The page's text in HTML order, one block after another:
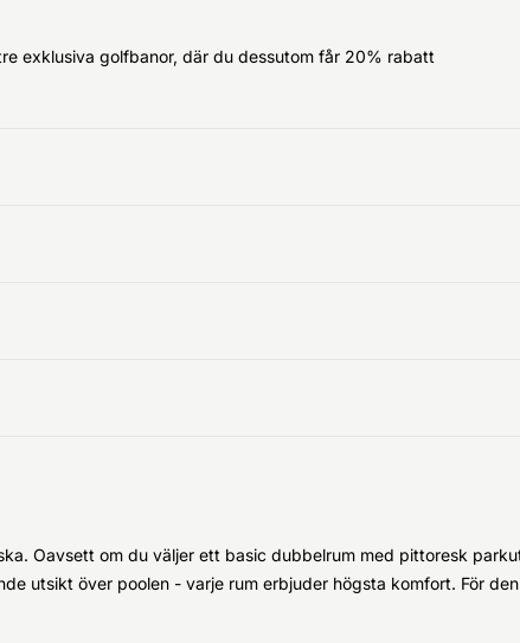
exklusiva golfbanor, där du dessutom får 20% rabatt
Oavsett om du väljer ett basic dubbelrum med pittoresk
utsikt över poolen - varje rum erbjuder högsta komfort. För